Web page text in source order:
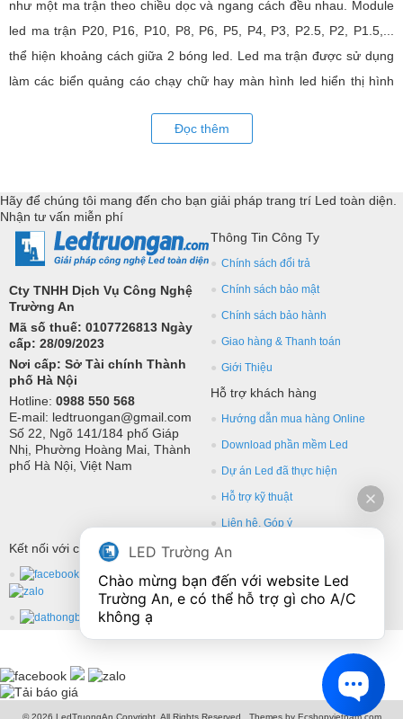
như một ma trận theo chiều dọc và ngang cách đều nhau. Module
led ma trận P20, P16, P10, P8, P6, P5, P4, P3, P2.5, P2, P1.5,...
thể hiện khoảng cách giữa 2 bóng led. Led ma trận được sử dụng
làm các biển quảng cáo chạy chữ hay màn hình led hiển thị hình
nhiều lĩnh vực của cuộc sống. LED Trường An cung cấp tất cả các
YRL,...Tư vấn giả pháp, hỗ trợ kỹ thuật chuyên sâu cho các
ứng dụng trang trí led.
Đọc thêm
Hãy để chúng tôi mang đến cho bạn giải pháp trang trí Led toàn diện.
Nhận tư vấn miễn phí
Cty TNHH Dịch Vụ Công Nghệ
Trường An
Mã số thuế: 0107726813 Ngày
cấp: 28/09/2023
Nơi cấp: Sở Tài chính Thành
phố Hà Nội
Hotline: 0988 550 568
E-mail: ledtruongan@gmail.com
Số 22, Ngõ 141/184 phố Giáp
Nhị, Phường Hoàng Mai, Thành
phố Hà Nội, Việt Nam
Thông Tin Công Ty
Chính sách đổi trả
Chính sách bảo mật
Chính sách bảo hành
Giao hàng & Thanh toán
Giới Thiệu
Hỗ trợ khách hàng
Hướng dẫn mua hàng Online
Download phần mềm Led
Dự án Led đã thực hiện
Hỗ trợ kỹ thuật
Liên hệ, Góp ý
Kết nối với chúng tôi
© 2026 LedTruongAn Copyright, All Rights Reserved.. Themes by Ecshopvietnam.com
LED Trường An
Chào mừng bạn đến với website Led
Trường An, e có thể hỗ trợ gì cho A/C
không ạ